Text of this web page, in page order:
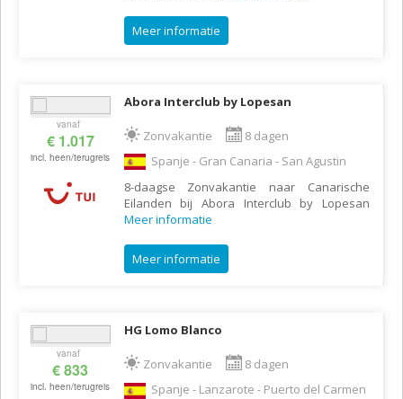
Meer informatie
vanaf
€ 1.017
incl. heen/terugreis
Abora Interclub by Lopesan
Zonvakantie
8 dagen
Spanje - Gran Canaria - San Agustin
8-daagse Zonvakantie naar Canarische
Eilanden bij Abora Interclub by Lopesan
Meer informatie
Meer informatie
vanaf
€ 833
incl. heen/terugreis
HG Lomo Blanco
Zonvakantie
8 dagen
Spanje - Lanzarote - Puerto del Carmen